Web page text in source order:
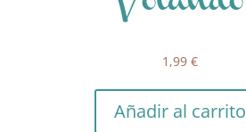
1,99€
Añadir al carrito